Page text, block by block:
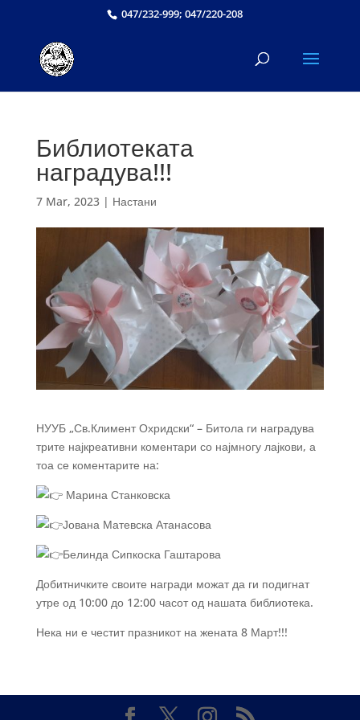
047/232-999; 047/220-208
Библиотеката
наградува!!!
7 Mar, 2023| Настани
НУУБ „Св.Климент Охридски“ – Битола ги наградува
трите најкреативни коментари со најмногу лајкови, а
тоа се коментарите на:
Марина Станковска
Јована Матевска Атанасова
Белинда Сипкоска Гаштарова
Добитничките своите награди можат да ги подигнат
утре од 10:00 до 12:00 часот од нашата библиотека.
Нека ни е честит празникот на жената 8 Март!!!